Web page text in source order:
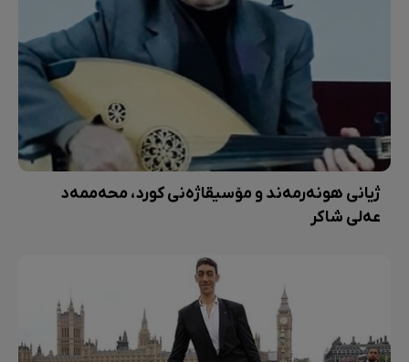
ژیانی هونەرمەند و مۆسیقاژەنی کورد، محەممەد
عەلی شاکر